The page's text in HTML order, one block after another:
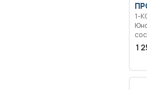
1-КОМН., г
кв.м, 16 кв.м,
1